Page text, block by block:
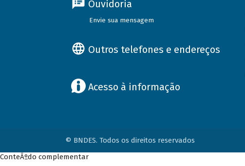
Ouvidoria
Envie sua mensagem
Outros telefones e endereços
Acesso à informação
© BNDES. Todos os direitos reservados
ConteÃºdo complementar